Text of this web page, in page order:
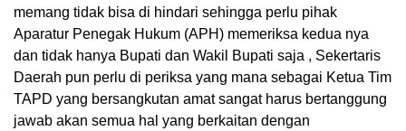
memang tidak bisa di hindari sehingga perlu pihak
Aparatur Penegak Hukum (APH) memeriksa kedua nya
dan tidak hanya Bupati dan Wakil Bupati saja , Sekertaris
Daerah pun perlu di periksa yang mana sebagai Ketua Tim
TAPD yang bersangkutan amat sangat harus bertanggung
jawab akan semua hal yang berkaitan dengan